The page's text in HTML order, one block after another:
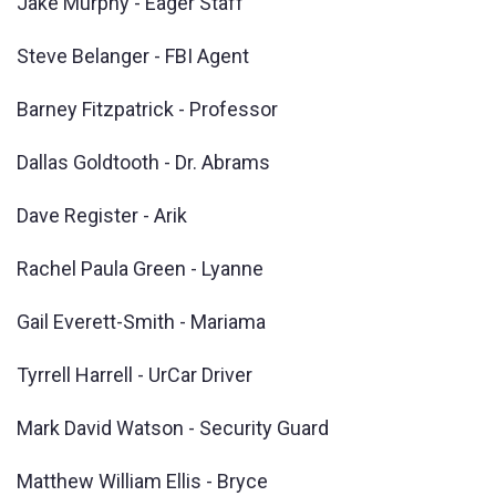
Steve Belanger - FBI Agent
Barney Fitzpatrick - Professor
Dallas Goldtooth - Dr. Abrams
Dave Register - Arik
Rachel Paula Green - Lyanne
Gail Everett-Smith - Mariama
Tyrrell Harrell - UrCar Driver
Mark David Watson - Security Guard
Matthew William Ellis - Bryce